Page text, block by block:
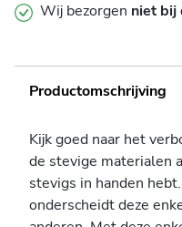
Wij bezorgen niet bij
Productomschrijving
Kijk goed naar het
de stevige materialen
stevigs in handen
onderscheidt deze